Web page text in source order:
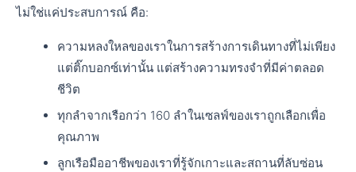
ไม่ใช่แค่ประสบการณ์ คือ:
ความหลงใหลของเราในการสร้างการเดินทางที่ไม่เพียง
แต่ติ๊กบอกซ์เท่านั้น แต่สร้างความทรงจำที่มีค่าตลอด
ชีวิต
ทุกลำจากเรือกว่า 160 ลำในเซลฟ์ของเราถูกเลือกเพื่อ
คุณภาพ
ลูกเรือมืออาชีพของเราที่รู้จักเกาะและสถานที่ลับซ่อน